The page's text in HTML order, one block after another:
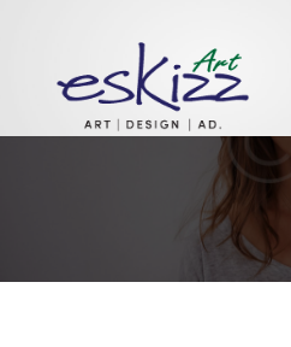
Hakkımızda
Hizmetlerimiz
Projelerimiz